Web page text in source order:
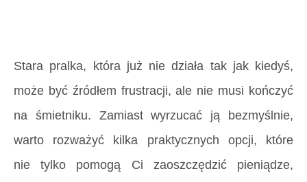
Stara pralka, która już nie działa tak jak kiedyś,
może być źródłem frustracji, ale nie musi kończyć
na śmietniku. Zamiast wyrzucać ją bezmyślnie,
warto rozważyć kilka praktycznych opcji, które
nie tylko pomogą Ci zaoszczędzić pieniądze,